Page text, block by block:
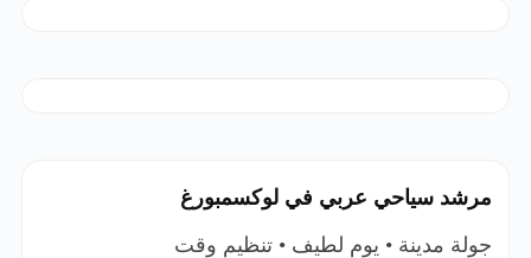
مرشد سياحي عربي في لوكسمبورغ
جولة مدينة • يوم لطيف • تنظيم وقت